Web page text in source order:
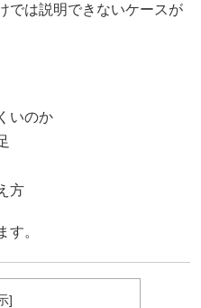
では説明できないケースが
いのか
方
す。
]